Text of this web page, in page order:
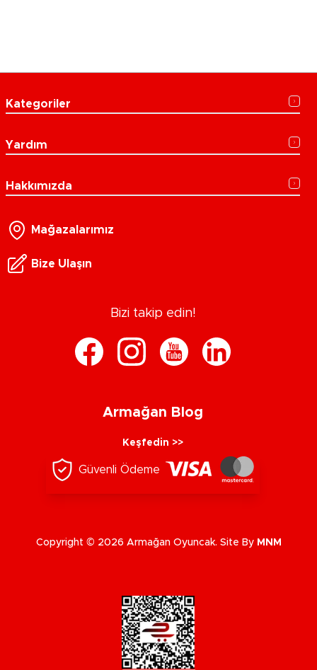
Kategoriler
Yardım
Hakkımızda
Mağazalarımız
Bize Ulaşın
Bizi takip edin!
Armağan Blog
Keşfedin >>
Güvenli Ödeme
Copyright © 2026 Armağan Oyuncak. Site By MNM